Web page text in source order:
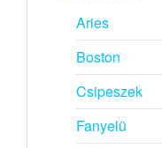
Aries
Boston
Csipeszek
Fanyelü